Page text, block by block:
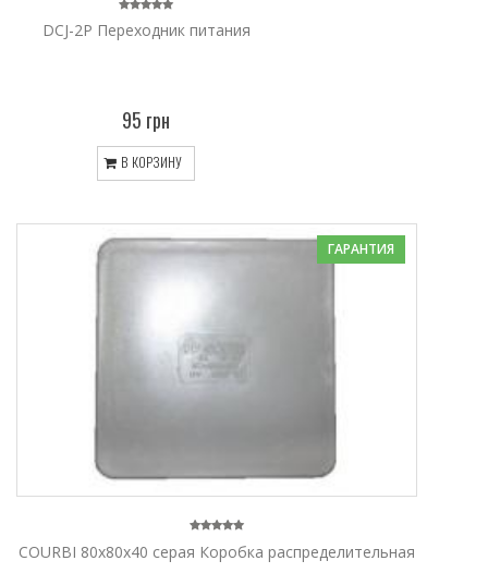
DCJ-2P Переходник питания
95 грн
В КОРЗИНУ
ГАРАНТИЯ
COURBI 80x80x40 серая Коробка распределительная